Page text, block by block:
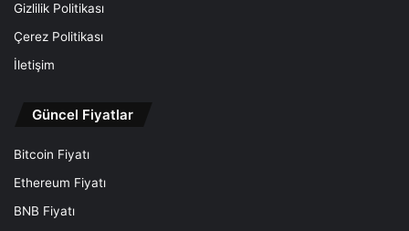
Gizlilik Politikası
Çerez Politikası
İletişim
Güncel Fiyatlar
Bitcoin Fiyatı
Ethereum Fiyatı
BNB Fiyatı